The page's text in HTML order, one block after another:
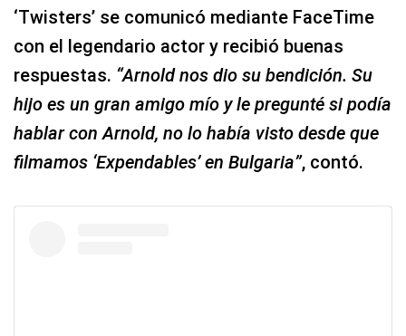
‘Twisters’ se comunicó mediante FaceTime
con el legendario actor y recibió buenas
respuestas. “Arnold nos dio su bendición. Su
hijo es un gran amigo mío y le pregunté si podía
hablar con Arnold, no lo había visto desde que
filmamos ‘Expendables’ en Bulgaria”, contó.